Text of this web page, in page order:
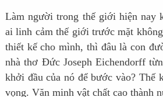
Làm người trong thế giới hiện nay
ai linh cảm thế giới trước mặt
thiết kế cho mình, thì đâu là con
nhà thơ Đức Joseph Eichendorff
khởi đầu của nó để bước vào? Thế
vọng. Văn minh vật chất cao thành